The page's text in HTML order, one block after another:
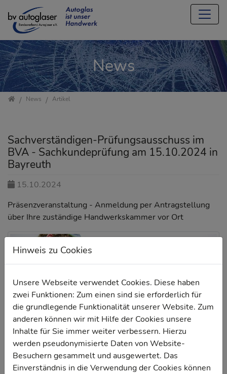
Direkt zur Hauptnavigation springen
Direkt zum Inhalt springen
Jump to sub navigation
News
Startseite
News Artikel
Sachverständigen-Prüfungsausschuss im
BVA - Sachkundeprüfung am 15.10.2024 in
Bayreuth
15.10.2024
Präsenzveranstaltung - Anmeldung per Antragstellung
über Ihre zuständige Handwerkskammer vor Ort
Hinweis zu Cookies
Unsere Webseite verwendet Cookies. Diese haben
zwei Funktionen: Zum einen sind sie erforderlich für
die grundlegende Funktionalität unserer Website. Zum
anderen können wir mit Hilfe der Cookies unsere
Inhalte für Sie immer weiter verbessern. Hierzu
werden pseudonymisierte Daten von Website-
Besuchern gesammelt und ausgewertet. Das
Einverständnis in die Verwendung der Cookies können